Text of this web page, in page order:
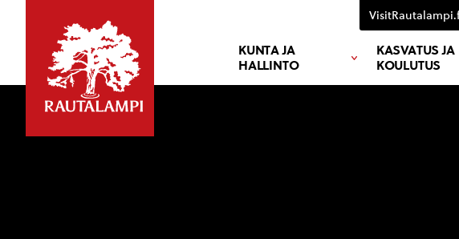
KUNTA JA
HALLINTO
KASVATUS JA
KOULUTUS